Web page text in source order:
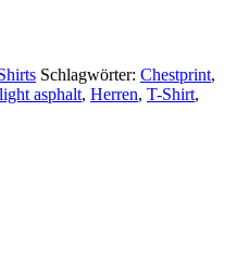
Schlagwörter: Chestprint,
light asphalt, Herren, T-Shirt,